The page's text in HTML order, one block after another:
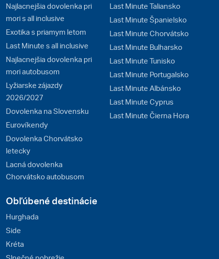
Najlacnejšia dovolenka pri
mori s all inclusive
Exotika s priamym letom
Last Minute s all inclusive
Najlacnejšia dovolenka pri
mori autobusom
Lyžiarske zájazdy
2026/2027
Dovolenka na Slovensku
Eurovíkendy
Dovolenka Chorvátsko
letecky
Lacná dovolenka
Chorvátsko autobusom
Last Minute Taliansko
Last Minute Španielsko
Last Minute Chorvátsko
Last Minute Bulharsko
Last Minute Tunisko
Last Minute Portugalsko
Last Minute Albánsko
Last Minute Cyprus
Last Minute Čierna Hora
Obľúbené destinácie
Hurghada
Side
Kréta